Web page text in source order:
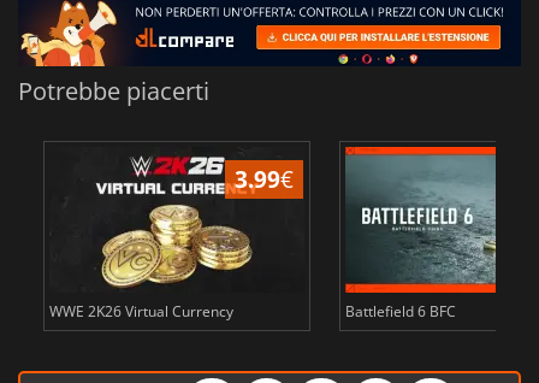
Potrebbe piacerti
3.99€
WWE 2K26 Virtual Currency Battlefield 6 BFC